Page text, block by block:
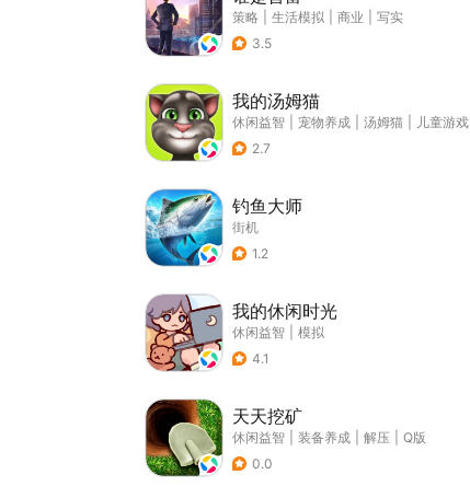
策略 生活模拟 商业
写实
3.5
我的汤姆猫
休闲益智 宠物养成 汤姆猫
儿童游戏
2.7
钓鱼大师
街机
1.2
我的休闲时光
休闲益智
模拟
4.1
天天挖矿
休闲益智 装备养成 解压
Q版
0.0